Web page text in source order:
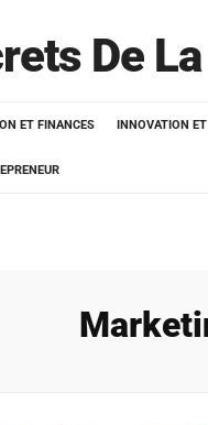
De
ET FINANCES INNOVATION